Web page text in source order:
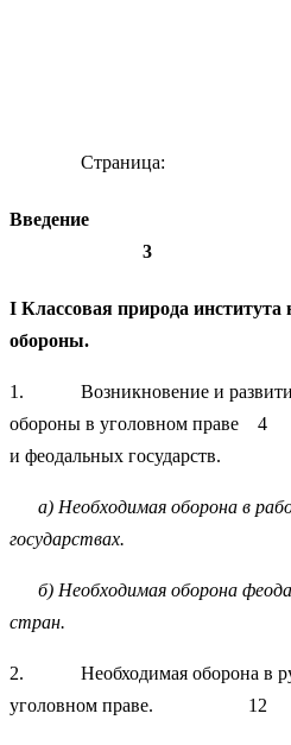
Страница:
3
I Классовая природа института
1. Возникновение и развитие
обороны в уголовном
и феодальных государств.
а) Необходимая оборона в
государствах.
б) Необходимая оборона
стран.
2. Необходимая оборона в
уголовном праве. 12